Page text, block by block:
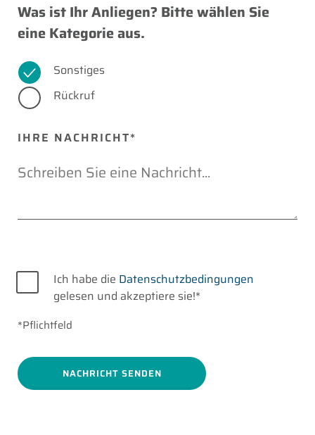
Was ist Ihr Anliegen? Bitte wählen Sie
eine Kategorie aus.
Sonstiges
Rückruf
IHRE NACHRICHT*
Datenschutz
Ich habe die Datenschutzbedingungen
gelesen und akzeptiere sie!*
*Pflichtfeld